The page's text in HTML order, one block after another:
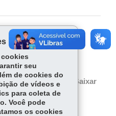
Tw
itt
er
ts
Ap
p
Imprimir Baixar
seu
de cookies do
de vídeos e
para coleta de
Você pode
os cookies